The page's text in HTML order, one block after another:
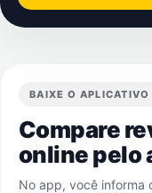
BAIXE O APLICATIVO
Compare
online pelo
No app, você informa